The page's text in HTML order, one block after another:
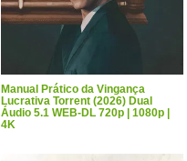
Manual Prático da Vingança
Lucrativa Torrent (2026) Dual
Áudio 5.1 WEB-DL 720p | 1080p |
4K